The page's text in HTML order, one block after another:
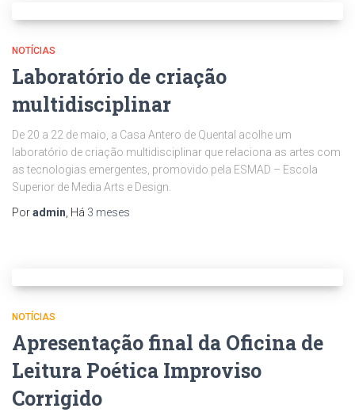
NOTÍCIAS
Laboratório de criação
multidisciplinar
De 20 a 22 de maio, a Casa Antero de Quental acolhe um
laboratório de criação multidisciplinar que relaciona as artes com
as tecnologias emergentes, promovido pela ESMAD – Escola
Superior de Media Arts e Design.
Poradmin, Há 3 meses
NOTÍCIAS
Apresentação final da Oficina de
Leitura Poética Improviso
Corrigido